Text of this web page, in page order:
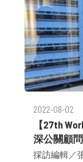
2022-08-02
【27th
深公關顧問
採訪編輯／